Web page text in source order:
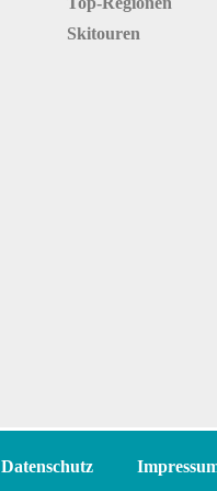
Skitouren
Datenschutz